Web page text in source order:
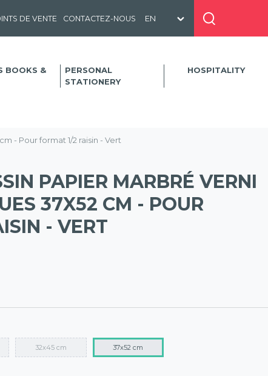
DE VENTE CONTACTEZ-NOUS
BOOKS &
PERSONAL
STATIONERY
HOSPITALITY
- Pour format 1/2 raisin - Vert
PAPIER MARBRÉ VERNI
37X52 CM - POUR
- VERT
32x45 cm 37x52 cm